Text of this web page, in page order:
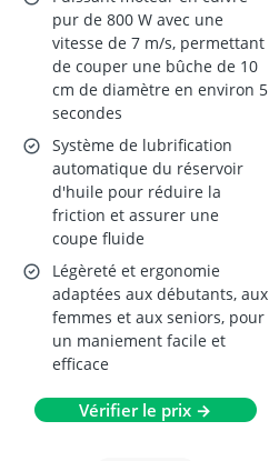
pur de 800 W avec une
vitesse de 7 m/s, permettant
de couper une bûche de 10
cm de diamètre en environ 5
secondes
Système de lubrification
automatique du réservoir
d'huile pour réduire la
friction et assurer une
coupe fluide
Légèreté et ergonomie
adaptées aux débutants, aux
femmes et aux seniors, pour
un maniement facile et
efficace
Vérifier le prix →